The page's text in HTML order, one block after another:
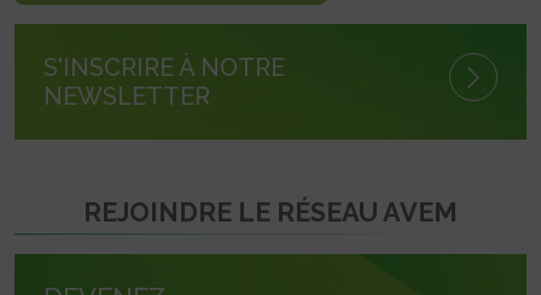
S'INSCRIRE À NOTRE
NEWSLETTER
REJOINDRE LE RÉSEAU AVEM